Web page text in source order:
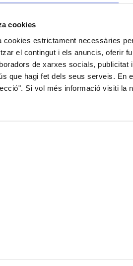
cookies
cookies estrictament necessàries
el contingut i els anuncis, oferir
de xarxes socials,
que hagi fet dels seus serveis. En
Si vol més informació visiti la